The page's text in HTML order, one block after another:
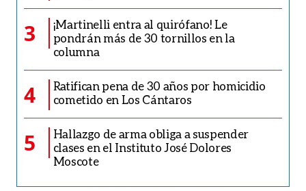
3
¡Martinelli entra al quirófano! Le
pondrán más de 30 tornillos en la
columna
4
Ratifican pena de 30 años por homicidio
cometido en Los Cántaros
5
Hallazgo de arma obliga a suspender
clases en el Instituto José Dolores
Moscote